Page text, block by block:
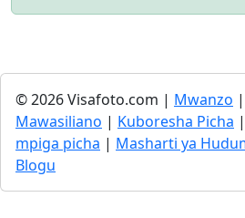
© 2026 Visafoto.com | Mwanzo |
Mawasiliano | Kuboresha Picha |
mpiga picha | Masharti ya
Blogu